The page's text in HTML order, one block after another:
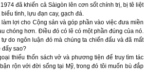
đã khiến cả Sàigòn lên cơn sốt chính trị, bị tê liệt
tình, lựu đạn cay, gạch đá.
lợi cho Cộng sản và góp phần vào việc đưa miền
chóng hơn. Điều đó có lẽ có một phần đúng của nó.
do ngôn luận đó mà chúng ta chiến đấu và đã mất
đấy sao?
thiếu thốn sách vở và phương tiện để truy tìm tác
rộn với đời sống tại Mỹ, trong đó tôi muốn bù đắp